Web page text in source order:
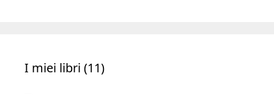
I miei libri (11)